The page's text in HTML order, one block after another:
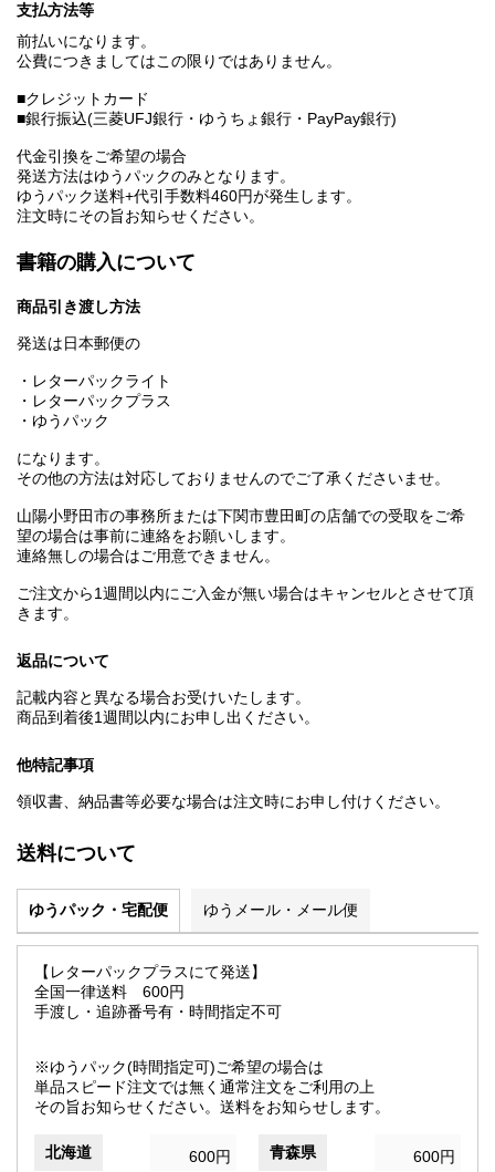
支払方法等
前払いになります。
公費につきましてはこの限りではありません。
■クレジットカード
■銀行振込(三菱UFJ銀行・ゆうちょ銀行・PayPay銀行)
代金引換をご希望の場合
発送方法はゆうパックのみとなります。
ゆうパック送料+代引手数料460円が発生します。
注文時にその旨お知らせください。
書籍の購入について
商品引き渡し方法
発送は日本郵便の
・レターパックライト
・レターパックプラス
・ゆうパック
になります。
その他の方法は対応しておりませんのでご了承くださいませ。
山陽小野田市の事務所または下関市豊田町の店舗での受取をご希
望の場合は事前に連絡をお願いします。
連絡無しの場合はご用意できません。
ご注文から1週間以内にご入金が無い場合はキャンセルとさせて頂
きます。
返品について
記載内容と異なる場合お受けいたします。
商品到着後1週間以内にお申し出ください。
他特記事項
領収書、納品書等必要な場合は注文時にお申し付けください。
送料について
ゆうパック・宅配便 ゆうメール・メール便
【レターパックプラスにて発送】
全国一律送料 600円
手渡し・追跡番号有・時間指定不可
※ゆうパック(時間指定可)ご希望の場合は
単品スピード注文では無く通常注文をご利用の上
その旨お知らせください。送料をお知らせします。
北海道 600円 青森県 600円